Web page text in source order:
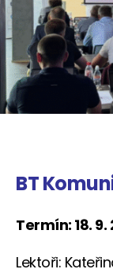
BT
Termín: 18.
Lektoři: